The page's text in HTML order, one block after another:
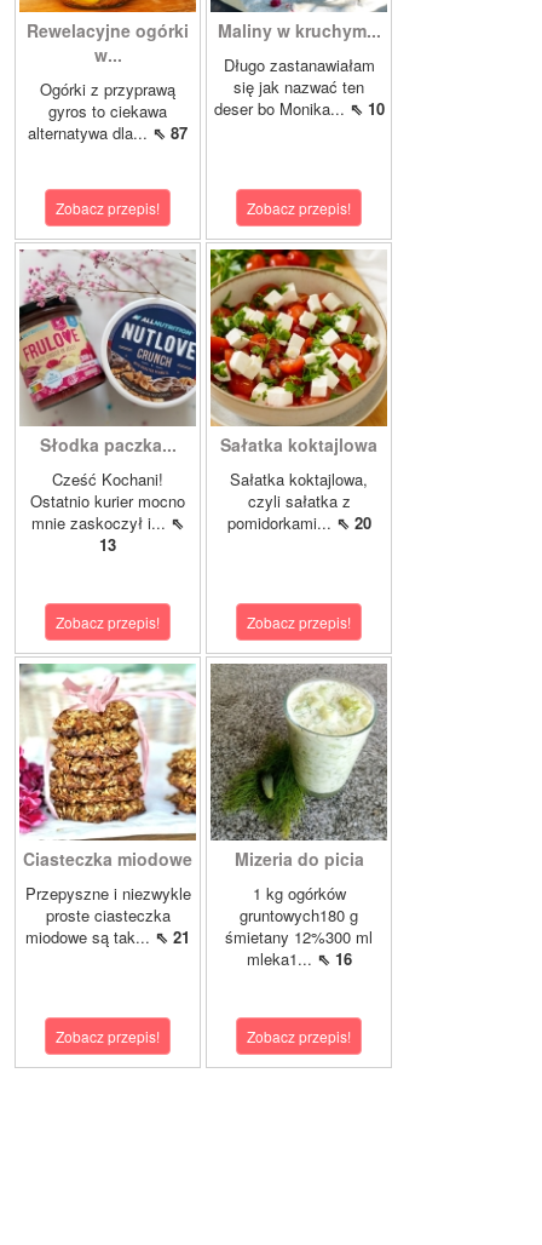
Rewelacyjne ogórki
w...
Ogórki z przyprawą
gyros to ciekawa
alternatywa dla... ⇖ 87
Zobacz przepis!
Maliny w kruchym...
Długo zastanawiałam
się jak nazwać ten
deser bo Monika... ⇖ 10
Zobacz przepis!
Słodka paczka...
Cześć Kochani!
Ostatnio kurier mocno
mnie zaskoczył i... ⇖
13
Zobacz przepis!
Sałatka koktajlowa
Sałatka koktajlowa,
czyli sałatka z
pomidorkami... ⇖ 20
Zobacz przepis!
Ciasteczka miodowe
Przepyszne i niezwykle
proste ciasteczka
miodowe są tak... ⇖ 21
Zobacz przepis!
Mizeria do picia
1 kg ogórków
gruntowych180 g
śmietany 12%300 ml
mleka1... ⇖ 16
Zobacz przepis!